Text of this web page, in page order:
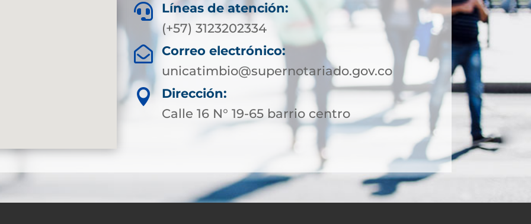

Líneas de atención:
(+57) 3123202334

Correo electrónico:
unicatimbio@supernotariado.gov.co

Dirección:
Calle 16 N° 19-65 barrio centro